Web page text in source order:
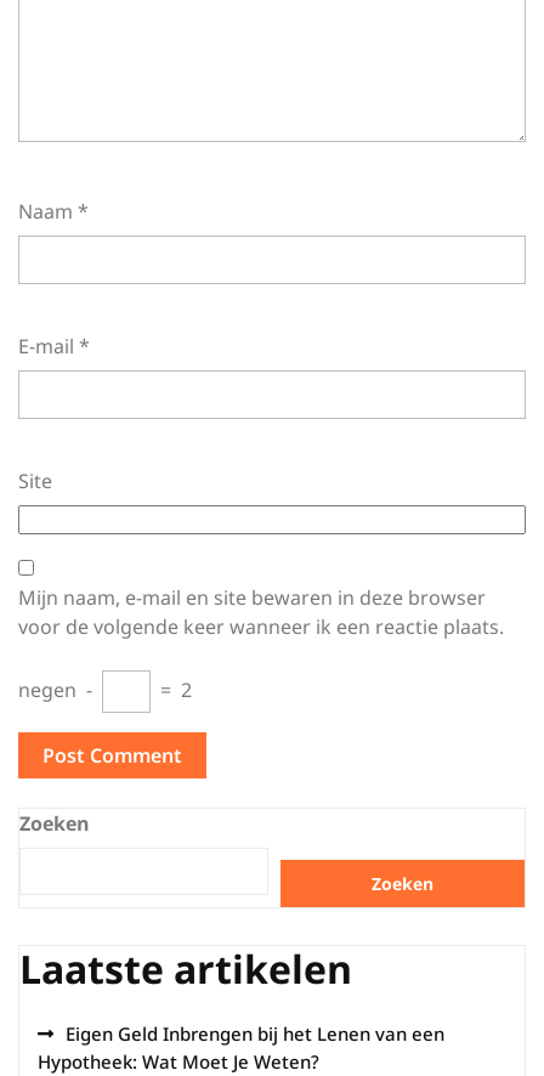
Naam *
E-mail *
Site
Mijn naam, e-mail en site bewaren in deze browser
voor de volgende keer wanneer ik een reactie plaats.
negen − = 2
Zoeken
Zoeken
Laatste artikelen
Eigen Geld Inbrengen bij het Lenen van een
Hypotheek: Wat Moet Je Weten?